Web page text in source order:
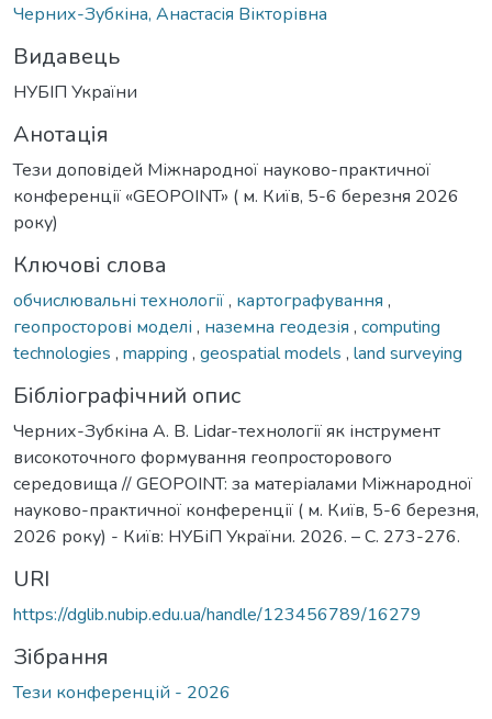
Черних-Зубкіна, Анастасія Вікторівна
Видавець
НУБІП України
Анотація
Тези доповідей Міжнародної науково-практичної
конференції «GEOPOINT» ( м. Київ, 5-6 березня 2026
року)
Ключові слова
обчислювальні технології, картографування ,
геопросторові моделі , наземна геодезія , computing
technologies , mapping , geospatial models , land surveying
Бібліографічний опис
Черних-Зубкіна А. В. Lidar-технології як інструмент
високоточного формування геопросторового
середовища // GEOPOINT: за матеріалами Міжнародної
науково-практичної конференції ( м. Київ, 5-6 березня,
2026 року) - Київ: НУБіП України. 2026. – С. 273-276.
URI
https://dglib.nubip.edu.ua/handle/123456789/16279
Зібрання
Тези конференцій - 2026